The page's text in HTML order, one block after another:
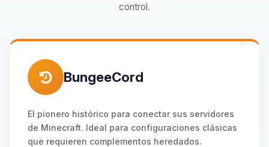
control.
BungeeCord
El pionero histórico para conectar sus servidores
de Minecraft. Ideal para configuraciones clásicas
que requieren complementos heredados.